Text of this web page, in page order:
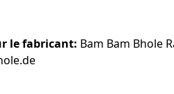
le fabricant: Bam Bam Bhole